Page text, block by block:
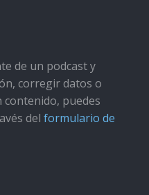
de un podcast y
corregir datos o
puedes
del formulario de